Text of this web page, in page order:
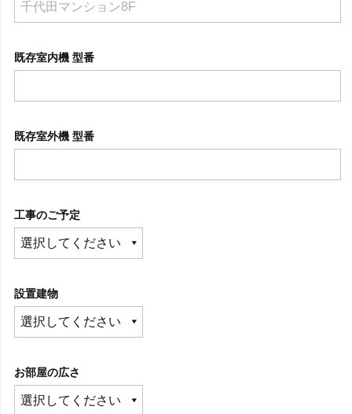
既存室内機 型番
既存室外機 型番
工事のご予定
設置建物
お部屋の広さ